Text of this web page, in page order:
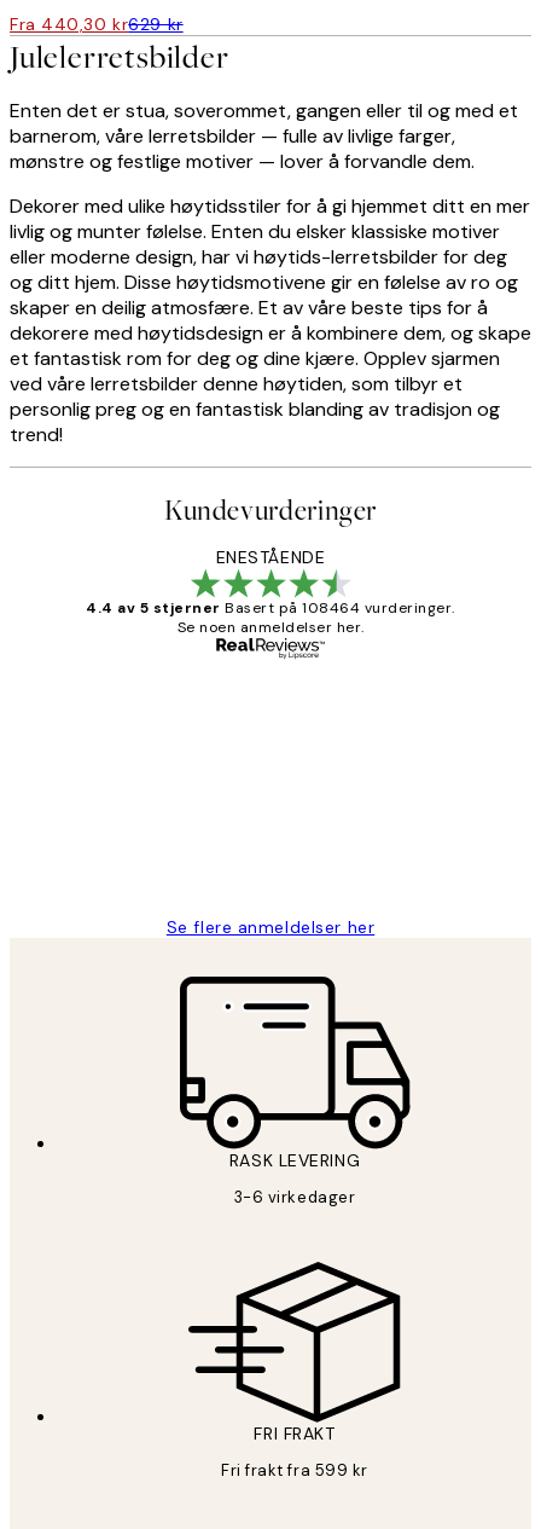
Fra 440,30 kr629 kr
Julelerretsbilder
Enten det er stua, soverommet, gangen eller til og med et
barnerom, våre lerretsbilder — fulle av livlige farger,
mønstre og festlige motiver — lover å forvandle dem.
Dekorer med ulike høytidsstiler for å gi hjemmet ditt en mer
livlig og munter følelse. Enten du elsker klassiske motiver
eller moderne design, har vi høytids-lerretsbilder for deg
og ditt hjem. Disse høytidsmotivene gir en følelse av ro og
skaper en deilig atmosfære. Et av våre beste tips for å
dekorere med høytidsdesign er å kombinere dem, og skape
et fantastisk rom for deg og dine kjære. Opplev sjarmen
ved våre lerretsbilder denne høytiden, som tilbyr et
personlig preg og en fantastisk blanding av tradisjon og
trend!
Kundevurderinger
ENESTÅENDE
4.4 av 5 stjerner Basert på 108464 vurderinger.
Se noen anmeldelser her.
Se flere anmeldelser her
RASK LEVERING
3-6 virkedager
FRI FRAKT
Fri frakt fra 599 kr